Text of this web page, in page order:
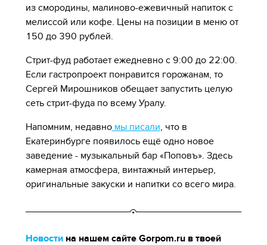
из смородины, малиново-ежевичный напиток с
мелиссой или кофе. Цены на позиции в меню от
150 до 390 рублей.
Стрит-фуд работает ежедневно с 9:00 до 22:00.
Если гастропроект понравится горожанам, то
Сергей Мирошников обещает запустить целую
сеть стрит-фуда по всему Уралу.
Напомним, недавномы писали, что в
Екатеринбурге появилось ещё одно новое
заведение - музыкальный бар «Поповъ». Здесь
камерная атмосфера, винтажный интерьер,
оригинальные закуски и напитки со всего мира.
Новостина нашем сайте Gorpom.ru в твоей